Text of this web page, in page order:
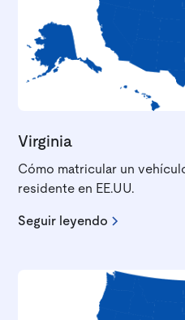
Virginia
Cómo matricular un
residente en EE.UU.
Seguir leyendo